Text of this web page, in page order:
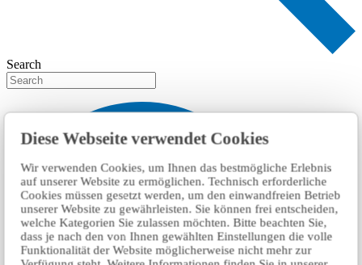
Diese Webseite verwendet Cookies
Wir verwenden Cookies, um Ihnen das bestmögliche Erlebnis
auf unserer Website zu ermöglichen. Technisch erforderliche
Cookies müssen gesetzt werden, um den einwandfreien Betrieb
unserer Website zu gewährleisten. Sie können frei entscheiden,
welche Kategorien Sie zulassen möchten. Bitte beachten Sie,
dass je nach den von Ihnen gewählten Einstellungen die volle
Funktionalität der Website möglicherweise nicht mehr zur
Search